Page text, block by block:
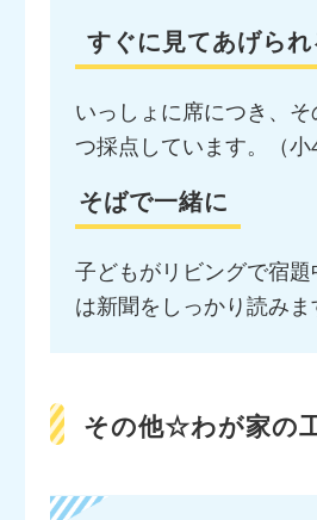
すぐに見てあげら
いっしょに席につき、
つ採点しています。（小
そばで一緒に
子どもがリビングで宿
は新聞をしっかり読みま
その他☆わが家の